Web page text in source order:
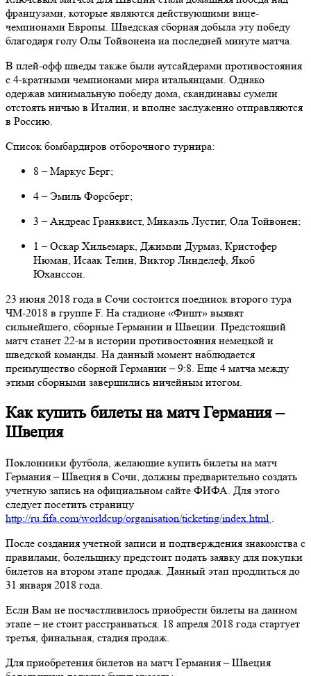
французами, которые являются действующими вице-
чемпионами Европы. Шведская сборная добыла эту победу
благодаря голу Олы Тойвонена на последней минуте матча.
В плей-офф шведы также были аутсайдерами противостояния
с 4-кратными чемпионами мира итальянцами. Однако
одержав минимальную победу дома, скандинавы сумели
отстоять ничью в Италии, и вполне заслуженно отправляются
в Россию.
Список бомбардиров отборочного турнира:
8 – Маркус Берг;
4 – Эмиль Форсберг;
3 – Андреас Гранквист, Микаэль Лустиг, Ола Тойвонен;
1 – Оскар Хильемарк, Джимми Дурмаз, Кристофер
Нюман, Исаак Телин, Виктор Линделеф, Якоб
Юханссон.
23 июня 2018 года в Сочи состоится поединок второго тура
ЧМ-2018 в группе F. На стадионе «Фишт» выявят
сильнейшего, сборные Германии и Швеции. Предстоящий
матч станет 22-м в истории противостояния немецкой и
шведской команды. На данный момент наблюдается
преимущество сборной Германии – 9:8. Еще 4 матча между
этими сборными завершились ничейным итогом.
Как купить билеты на матч Германия –
Швеция
Поклонники футбола, желающие купить билеты на матч
Германия – Швеция в Сочи, должны предварительно создать
учетную запись на официальном сайте ФИФА. Для этого
следует посетить страницу
http://ru.fifa.com/worldcup/organisation/ticketing/index.html .
После создания учетной записи и подтверждения знакомства с
правилами, болельщику предстоит подать заявку для покупки
билетов на втором этапе продаж. Данный этап продлиться до
31 января 2018 года.
Если Вам не посчастливилось приобрести билеты на данном
этапе – не стоит расстраиваться. 18 апреля 2018 года стартует
третья, финальная, стадия продаж.
Для приобретения билетов на матч Германия – Швеция